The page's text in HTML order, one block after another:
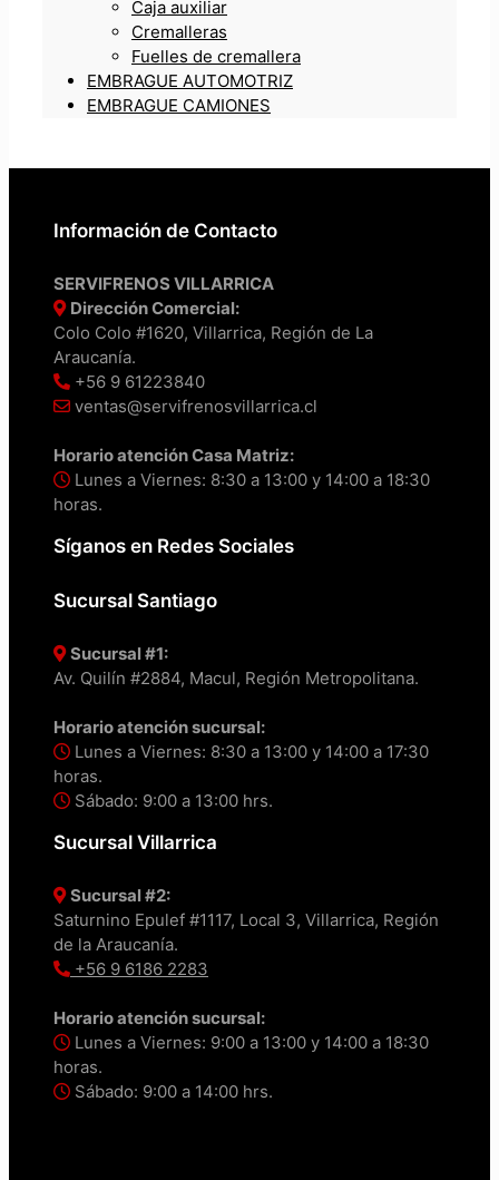
Caja auxiliar
Cremalleras
Fuelles de cremallera
EMBRAGUE AUTOMOTRIZ
EMBRAGUE CAMIONES
Información de Contacto
SERVIFRENOS VILLARRICA
Dirección Comercial:
Colo Colo #1620, Villarrica, Región de La
Araucanía.
+56 9 61223840
ventas@servifrenosvillarrica.cl
Horario atención Casa Matriz:
Lunes a Viernes: 8:30 a 13:00 y 14:00 a 18:30
horas.
Síganos en Redes Sociales
Sucursal Santiago
Sucursal #1:
Av. Quilín #2884, Macul, Región Metropolitana.
Horario atención sucursal:
Lunes a Viernes: 8:30 a 13:00 y 14:00 a 17:30
horas.
Sábado: 9:00 a 13:00 hrs.
Sucursal Villarrica
Sucursal #2:
Saturnino Epulef #1117, Local 3, Villarrica, Región
de la Araucanía.
+56 9 6186 2283
Horario atención sucursal:
Lunes a Viernes: 9:00 a 13:00 y 14:00 a 18:30
horas.
Sábado: 9:00 a 14:00 hrs.